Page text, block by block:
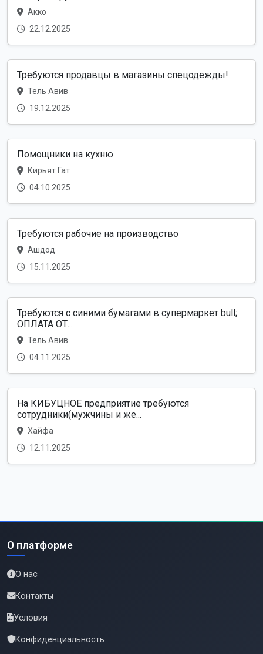
Акко
22.12.2025
Требуются продавцы в магазины спецодежды!
Тель Авив
19.12.2025
Помощники на кухню
Кирьят Гат
04.10.2025
Требуются рабочие на производство
Ашдод
15.11.2025
Требуются с синими бумагами в супермаркет bull;
ОПЛАТА ОТ...
Тель Авив
04.11.2025
На КИБУЦНОЕ предприятие требуются
сотрудники(мужчины и же...
Хайфа
12.11.2025
О платформе
О нас
Контакты
Условия
Конфиденциальность